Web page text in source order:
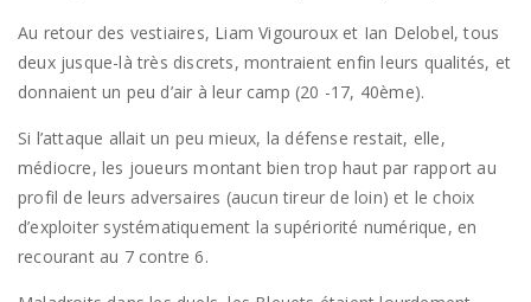
Au retour des vestiaires, Liam Vigouroux et Ian Delobel, tous
deux jusque-là très discrets, montraient enfin leurs qualités, et
donnaient un peu d’air à leur camp (20 -17, 40ème).
Si l’attaque allait un peu mieux, la défense restait, elle,
médiocre, les joueurs montant bien trop haut par rapport au
profil de leurs adversaires (aucun tireur de loin) et le choix
d’exploiter systématiquement la supériorité numérique, en
recourant au 7 contre 6.